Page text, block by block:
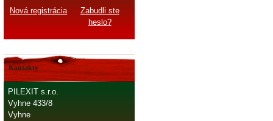
Nová registrácia
Zabudli ste
heslo?
Kontakty
PILEXIT s.r.o.
Vyhne 433/8
Vyhne